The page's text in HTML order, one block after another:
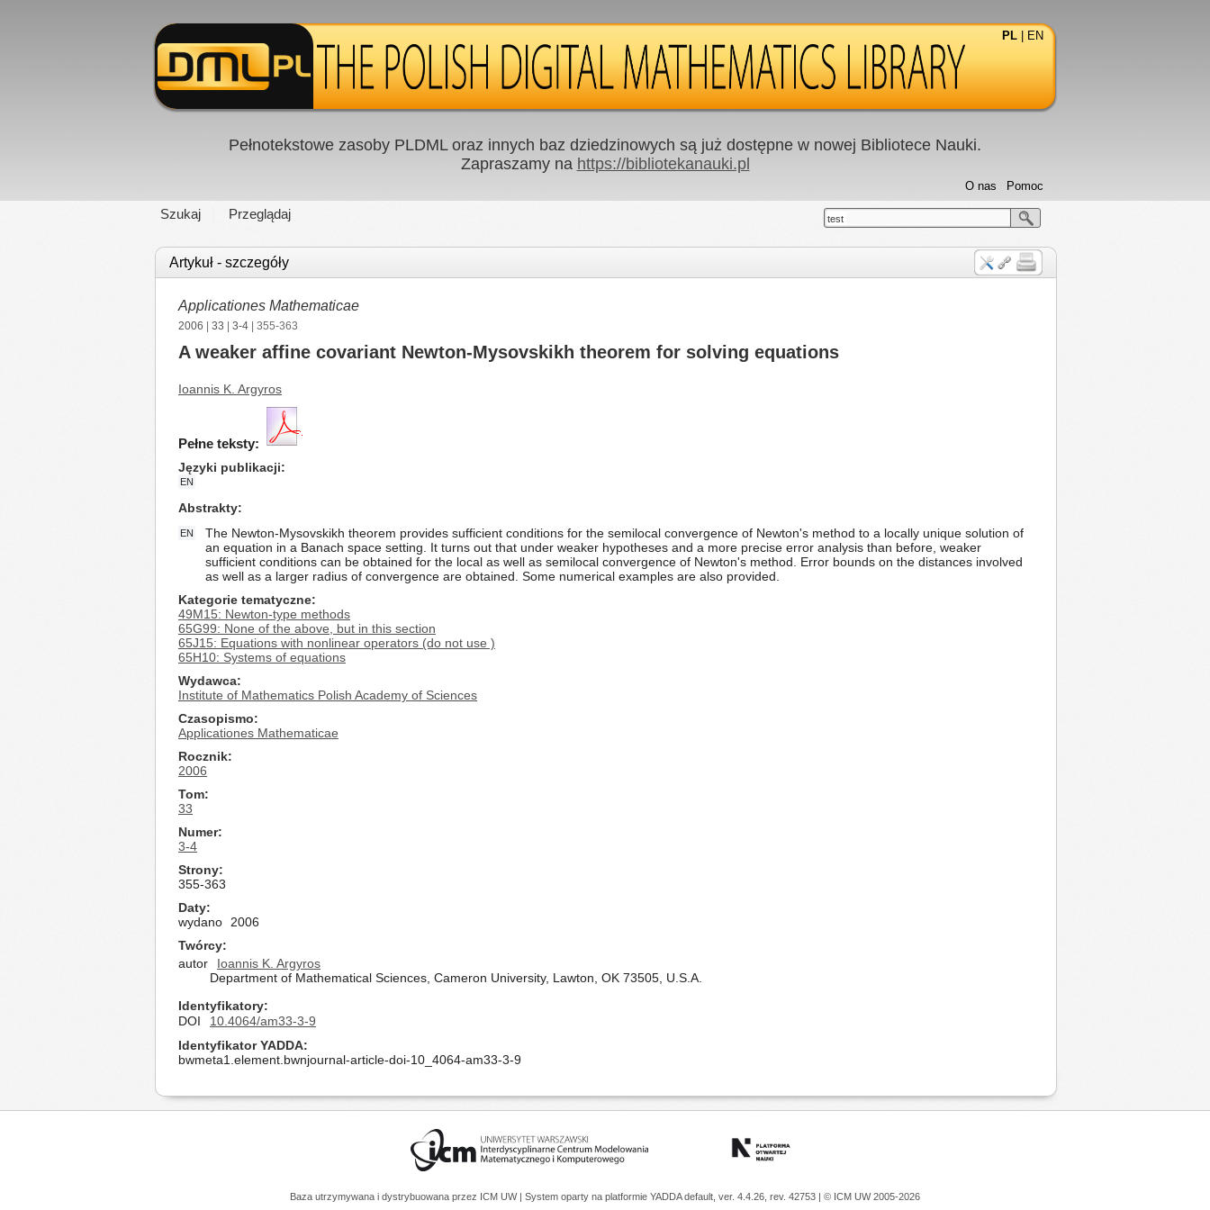
PL EN
Pełnotekstowe zasoby PLDML oraz innych baz dziedzinowych są już dostępne w nowej Bibliotece Nauki.
Zapraszamy na https://bibliotekanauki.pl
Szukaj Przeglądaj
Pomoc
O nas
test
Artykuł - szczegóły
Applicationes Mathematicae
2006 33 3-4 | 355-363
A weaker affine covariant Newton-Mysovskikh theorem for solving equations
Ioannis K. Argyros
Pełne teksty:
Języki publikacji
EN
Abstrakty
EN
The Newton-Mysovskikh theorem provides sufficient conditions for the semilocal convergence of Newton's method to a locally unique solution of
an equation in a Banach space setting. It turns out that under weaker hypotheses and a more precise error analysis than before, weaker
sufficient conditions can be obtained for the local as well as semilocal convergence of Newton's method. Error bounds on the distances involved
as well as a larger radius of convergence are obtained. Some numerical examples are also provided.
Kategorie tematyczne
49M15: Newton-type methods
65G99: None of the above, but in this section
65J15: Equations with nonlinear operators (do not use )
65H10: Systems of equations
Wydawca
Institute of Mathematics Polish Academy of Sciences
Czasopismo
Applicationes Mathematicae
Rocznik
2006
Tom
33
Numer
3-4
Strony
355-363
Daty
wydano
2006
Twórcy
autor
Ioannis K. Argyros
Department of Mathematical Sciences, Cameron University, Lawton, OK 73505, U.S.A.
Identyfikatory
DOI
10.4064/am33-3-9
Identyfikator YADDA
bwmeta1.element.bwnjournal-article-doi-10_4064-am33-3-9
Baza utrzymywana i dystrybuowana przez ICM UW | System oparty na platformie YADDAdefault, ver. 4.4.26, rev. 42753 | © ICM UW 2005-2026